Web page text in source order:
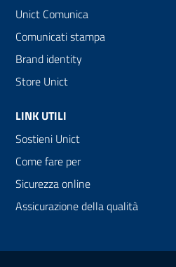
Unict Comunica
Comunicati stampa
Brand identity
Store Unict
LINK UTILI
Sostieni Unict
Come fare per
Sicurezza online
Assicurazione della qualità
Link e informazioni